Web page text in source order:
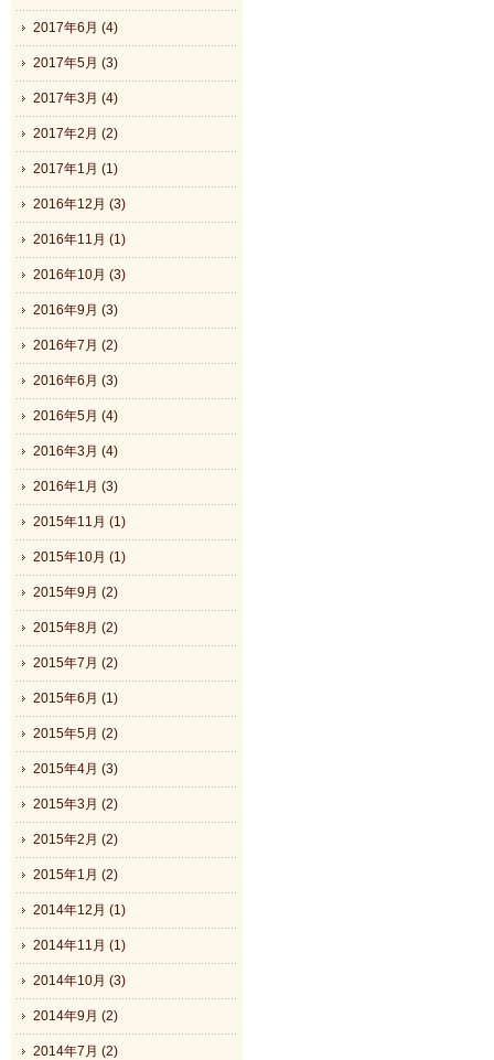
2017年6月 (4)
2017年5月 (3)
2017年3月 (4)
2017年2月 (2)
2017年1月 (1)
2016年12月 (3)
2016年11月 (1)
2016年10月 (3)
2016年9月 (3)
2016年7月 (2)
2016年6月 (3)
2016年5月 (4)
2016年3月 (4)
2016年1月 (3)
2015年11月 (1)
2015年10月 (1)
2015年9月 (2)
2015年8月 (2)
2015年7月 (2)
2015年6月 (1)
2015年5月 (2)
2015年4月 (3)
2015年3月 (2)
2015年2月 (2)
2015年1月 (2)
2014年12月 (1)
2014年11月 (1)
2014年10月 (3)
2014年9月 (2)
2014年7月 (2)